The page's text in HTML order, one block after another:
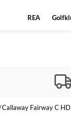
REA
Callaway Fairway C